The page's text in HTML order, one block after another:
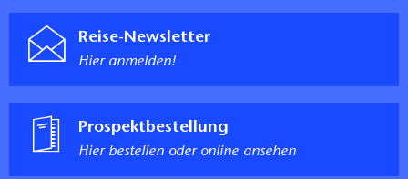
Reise-Newsletter
Hier anmelden!
Prospektbestellung
Hier bestellen oder online ansehen